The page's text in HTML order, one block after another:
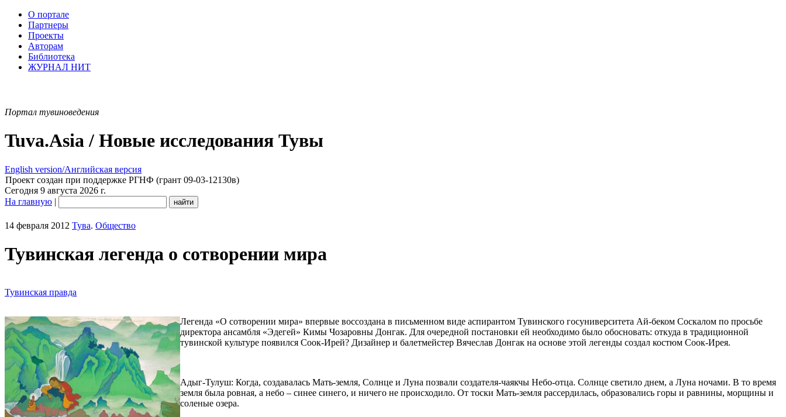
О портале
Партнеры
Проекты
Авторам
Библиотека
ЖУРНАЛ НИТ
Портал тувиноведения
Tuva.Asia / Новые исследования Тувы
English version/Английская версия
Проект создан при поддержке РГНФ (грант 09-03-12130в)
Сегодня 9 августа 2026 г.
На главную |
14 февраля 2012 Тува. Общество
Тувинская легенда о сотворении мира
Тувинская правда
Легенда «О сотворении мира» впервые воссоздана в письменном виде аспирантом Тувинского госуниверситета Ай-беком Соскалом по просьбе
директора ансамбля «Эдегей» Кимы Чозаровны Донгак. Для очередной постановки ей необходимо было обосновать: откуда в традиционной
тувинской культуре появился Соок-Ирей? Дизайнер и балетмейстер Вячеслав Донгак на основе этой легенды создал костюм Соок-Ирея.
Адыг-Тулуш: Когда, создавалась Мать-земля, Солнце и Луна позвали создателя-чаякчы Небо-отца. Солнце светило днем, а Луна ночами. В то время
земля была ровная, а небо – синее синего, и ничего не происходило. От тоски Мать-земля рассердилась, образовались горы и равнины, морщины и
соленые озера.